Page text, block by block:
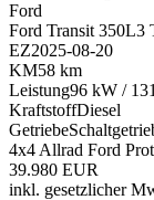
Ford
Ford Transit 350L3
EZ2025-08-20
KM58 km
Leistung96 kW /
KraftstoffDiesel
Getriebe
4x4 Allrad Ford
39.980 EUR
inkl. gesetzlicher